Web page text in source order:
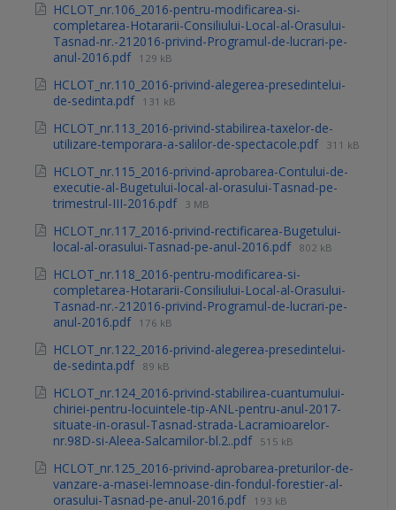
HCLOT_nr.106_2016-pentru-modificarea-si-
completarea-Hotararii-Consiliului-Local-al-Orasului-
Tasnad-nr.-212016-privind-Programul-de-lucrari-pe-
anul-2016.pdf 129 kB
HCLOT_nr.110_2016-privind-alegerea-presedintelui-
de-sedinta.pdf 131 kB
HCLOT_nr.113_2016-privind-stabilirea-taxelor-de-
utilizare-temporara-a-salilor-de-spectacole.pdf 311 kB
HCLOT_nr.115_2016-privind-aprobarea-Contului-de-
executie-al-Bugetului-local-al-orasului-Tasnad-pe-
trimestrul-III-2016.pdf 3 MB
HCLOT_nr.117_2016-privind-rectificarea-Bugetului-
local-al-orasului-Tasnad-pe-anul-2016.pdf 802 kB
HCLOT_nr.118_2016-pentru-modificarea-si-
completarea-Hotararii-Consiliului-Local-al-Orasului-
Tasnad-nr.-212016-privind-Programul-de-lucrari-pe-
anul-2016.pdf 176 kB
HCLOT_nr.122_2016-privind-alegerea-presedintelui-
de-sedinta.pdf 89 kB
HCLOT_nr.124_2016-privind-stabilirea-cuantumului-
chiriei-pentru-locuintele-tip-ANL-pentru-anul-2017-
situate-in-orasul-Tasnad-strada-Lacramioarelor-
nr.98D-si-Aleea-Salcamilor-bl.2..pdf 515 kB
HCLOT_nr.125_2016-privind-aprobarea-preturilor-de-
vanzare-a-masei-lemnoase-din-fondul-forestier-al-
orasului-Tasnad-pe-anul-2016.pdf 193 kB